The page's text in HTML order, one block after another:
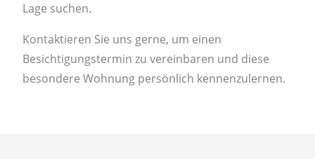
Lage suchen.
Kontaktieren Sie uns gerne, um einen
Besichtigungstermin zu vereinbaren und diese
besondere Wohnung persönlich kennenzulernen.